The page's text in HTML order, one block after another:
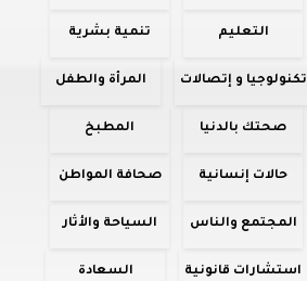
التعليم تنمية بشرية
تكنولوجيا و إتصالات المرأة والطفل
صحتك بالدنيا المطبخ
حالات إنسانية صحافة المواطن
المجتمع والناس السياحة والأثار
استشارات قانونية السعادة